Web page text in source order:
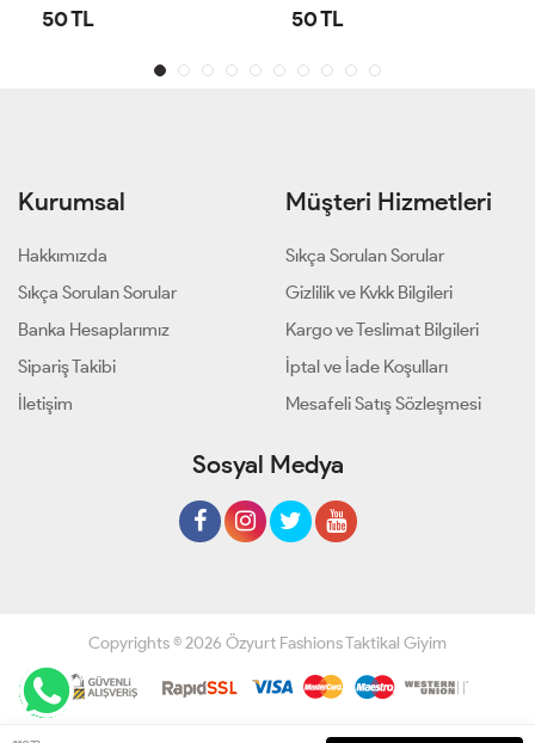
50 TL 50 TL
Kurumsal
Hakkımızda
Sıkça Sorulan Sorular
Banka Hesaplarımız
Sipariş Takibi
İletişim
Müşteri Hizmetleri
Sıkça Sorulan Sorular
Gizlilik ve Kvkk Bilgileri
Kargo ve Teslimat Bilgileri
İptal ve İade Koşulları
Mesafeli Satış Sözleşmesi
Sosyal Medya
Copyrights © 2026 Özyurt Fashions Taktikal Giyim